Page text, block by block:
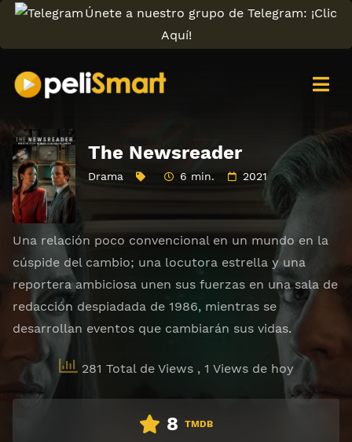
Únete a nuestro grupo de Telegram: ¡Clic
Aquí!
The Newsreader
Drama 6 min. 2021
Una relación poco convencional en un mundo en la
cúspide del cambio; una locutora estrella y una
reportera ambiciosa unen sus fuerzas en una sala de
redacción despiadada de 1986, mientras se
desarrollan eventos que cambiarán sus vidas.
281 Total de Views , 1 Views de hoy
8 TMDB